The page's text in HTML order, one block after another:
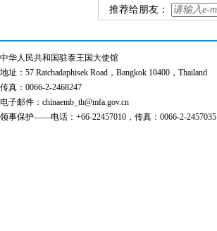
推荐给朋友：
中华人民共和国驻泰王国大使馆
地址：57 Ratchadaphisek Road，Bangkok 10400，Thailand
传真：0066-2-2468247
电子邮件：chinaemb_th@mfa.gov.cn
领事保护——电话：+66-22457010，传真：0066-2-2457035